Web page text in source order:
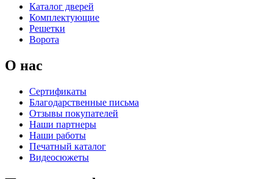
C67
C69
Каталог дверей
Комплектующие
Решетки
Ворота
О нас
Сертификаты
Благодарственные письма
Отзывы покупателей
Наши партнеры
Наши работы
Печатный каталог
Видеосюжеты